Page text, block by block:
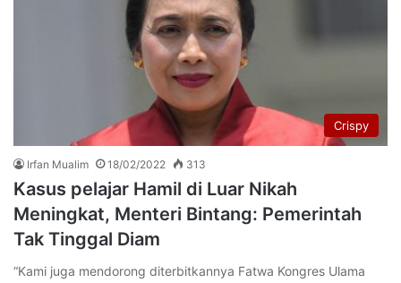
Crispy
Irfan Mualim 18/02/2022 313
Kasus pelajar Hamil di Luar Nikah
Meningkat, Menteri Bintang: Pemerintah
Tak Tinggal Diam
“Kami juga mendorong diterbitkannya Fatwa Kongres Ulama